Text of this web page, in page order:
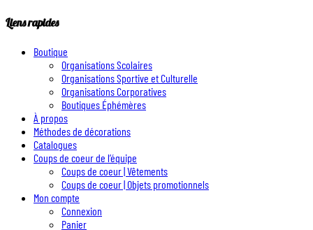
Liens rapides
Boutique
Organisations Scolaires
Organisations Sportive et Culturelle
Organisations Corporatives
Boutiques Éphémères
À propos
Méthodes de décorations
Catalogues
Coups de coeur de l’équipe
Coups de coeur | Vêtements
Coups de coeur | Objets promotionnels
Mon compte
Connexion
Panier